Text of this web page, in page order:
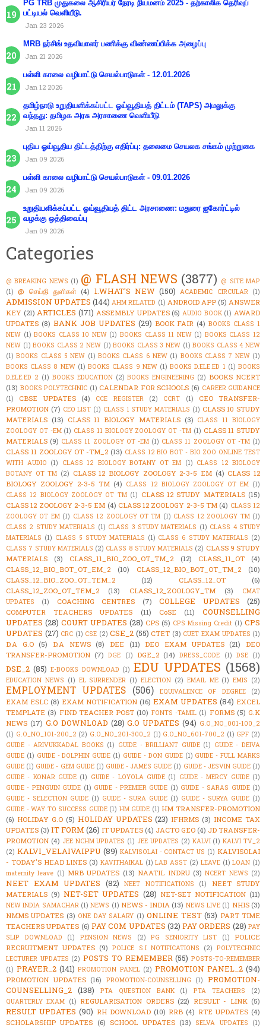
PG TRB முதுகலை ஆசிரியர் நேரடி நியமனம் 2025 - தற்காலிக தெரிவுப்
பட்டியல் வெளியீடு.
Jan 23 2026
MRB நர்சிங் உதவியாளர் பணிக்கு விண்ணப்பிக்க அழைப்பு
Jan 21 2026
பள்ளி காலை வழிபாட்டு செயல்பாடுகள் - 12.01.2026
Jan 12 2026
தமிழ்நாடு உறுதியளிக்கப்பட்ட ஓய்வூதியத் திட்டம் (TAPS) அமலுக்கு
வந்தது: தமிழக அரசு அரசாணை வெளியீடு
Jan 11 2026
புதிய ஓய்வூதிய திட்டத்திற்கு எதிர்ப்பு: தலைமை செயலக சங்கம் முற்றுகை
Jan 09 2026
பள்ளி காலை வழிபாட்டு செயல்பாடுகள் - 09.01.2026
Jan 09 2026
உறுதியளிக்கப்பட்ட ஓய்வூதியத் திட்ட அரசாணை: மதுரை ஐகோர்ட்டில்
வழக்கு ஒத்திவைப்பு
Jan 09 2026
Categories
@ BREAKING NEWS (1) @ FLASH NEWS (3877) @ SITE MAP
(1) @ செய்தி துளிகள் (4) 1.WHAT'S NEW (150) ACADEMIC CIRCULAR (1)
ADMISSION UPDATES (144) AHM RELATED (1) ANDROID APP (5) ANSWER
KEY (21) ARTICLES (171) ASSEMBLY UPDATES (6) AUDIO BOOK (1) AWARD
UPDATES (8) BANK JOB UPDATES (29) BOOK FAIR (4) BOOKS CLASS 1
NEW (1) BOOKS CLASS 10 NEW (1) BOOKS CLASS 11 NEW (1) BOOKS CLASS 12
NEW (1) BOOKS CLASS 2 NEW (1) BOOKS CLASS 3 NEW (1) BOOKS CLASS 4 NEW
(1) BOOKS CLASS 5 NEW (1) BOOKS CLASS 6 NEW (1) BOOKS CLASS 7 NEW (1)
BOOKS CLASS 8 NEW (1) BOOKS CLASS 9 NEW (1) BOOKS D.ELE.ED 1 (1) BOOKS
D.ELE.ED 2 (1) BOOKS EDUCATION (2) BOOKS ENGINEERING (2) BOOKS NCERT
(13) BOOKS POLYTECHNIC (1) CALENDAR FOR SCHOOLS (6) CAREER GUIDANCE
(1)
CBSE UPDATES (4) CCE REGISTER (2) CCRT (1)
CEO TRANSFER-
PROMOTION (7) CEO LIST (1) CLASS 1 STUDY MATERIALS (1) CLASS 10 STUDY
MATERIALS (13) CLASS 11 BIOLOGY MATERIALS (3) CLASS 11 BIOLOGY
ZOOLOGY OT -EM (1) CLASS 11 BIOLOGY ZOOLOGY OT -TM (1) CLASS 11 STUDY
MATERIALS (9) CLASS 11 ZOOLOGY OT -EM (1) CLASS 11 ZOOLOGY OT -TM (1)
CLASS 11 ZOOLOGY OT -TM_2 (13) CLASS 12 BIO BOT - BIO ZOO ONLINE TEST
WITH AUDIO (1) CLASS 12 BIOLOGY BOTANY OT EM (1) CLASS 12 BIOLOGY
BOTANY OT TM (2) CLASS 12 BIOLOGY ZOOLOGY 2-3-5 EM (4) CLASS 12
BIOLOGY ZOOLOGY 2-3-5 TM (4) CLASS 12 BIOLOGY ZOOLOGY OT EM (1)
CLASS 12 BIOLOGY ZOOLOGY OT TM (1) CLASS 12 STUDY MATERIALS (15)
CLASS 12 ZOOLOGY 2-3-5 EM (4) CLASS 12 ZOOLOGY 2-3-5 TM (4) CLASS 12
ZOOLOGY OT EM (1) CLASS 12 ZOOLOGY OT TM (1) CLASS 12 ZOOLOGY TM (1)
CLASS 2 STUDY MATERIALS (1) CLASS 3 STUDY MATERIALS (1) CLASS 4 STUDY
MATERIALS (1) CLASS 5 STUDY MATERIALS (1) CLASS 6 STUDY MATERIALS (2)
CLASS 7 STUDY MATERIALS (2) CLASS 8 STUDY MATERIALS (2) CLASS 9 STUDY
MATERIALS
(3) CLASS_11_BIO_ZOO_OT_TM_2 (12) CLASS_11_OT
(4)
CLASS_12_BIO_BOT_OT_EM_2
(10) CLASS_12_BIO_BOT_OT_TM_2
(10)
CLASS_12_BIO_ZOO_OT_TEM_2
(12) CLASS_12_OT
(6)
CLASS_12_ZOO_OT_TEM_2
(13) CLASS_12_ZOOLOGY_TM (3)
CMAT
UPDATES
(1) COACHING CENTRES (7) COLLEGE UPDATES (25)
COMPUTER TEACHERS UPDATES (11) CoSE (11)
COUNSELLING
UPDATES (28) COURT UPDATES (28) CPS (5) CPS Missing Credit (1) CPS
UPDATES (27) CRC (1) CSE (2) CSE_2 (55) CTET (3) CUET EXAM UPDATES (1)
D.A G.O (5) D.A NEWS (8) DEE (11) DEO EXAM UPDATES (21)
DEO
TRANSFER-PROMOTION (7) DGE (1) DGE_2 (14) DRESS_CODE (1) DSE (1)
DSE_2 (85) E-BOOKS DOWNLOAD (1) EDU UPDATES (1568)
EDUCATION NEWS (1) EL SURRENDER (1) ELECTION (2) EMAIL ME (1) EMIS (2)
EMPLOYMENT UPDATES (506) EQUIVALENCE OF DEGREE (2)
EXAM ESLC (8) EXAM NOTIFICATION (16) EXAM UPDATES (84) EXCEL
TEMPLATE (3) FIND TEACHER POST (10) FONTS -TAMIL (1) FORMS (5) G.K
NEWS (17) G.O DOWNLOAD (28) G.O UPDATES (94) G.O_NO_001-100_2
(1) G.O_NO_101-200_2 (2) G.O_NO_201-300_2 (1) G.O_NO_601-700_2 (1) GPF (2)
GUIDE - ARIVUKKADAL BOOKS (1) GUIDE - BRILLIANT GUIDE (1) GUIDE - DEIVA
GUIDE (1) GUIDE - DOLPHIN GUIDE (1) GUIDE - DON GUIDE (1) GUIDE - FULL MARKS
GUIDE (1) GUIDE - GEM GUIDE (1) GUIDE - JAMES GUIDE (1) GUIDE - JESVIN GUIDE (1)
GUIDE - KONAR GUIDE (1) GUIDE - LOYOLA GUIDE (1) GUIDE - MERCY GUIDE (1)
GUIDE - PENGUIN GUIDE (1) GUIDE - PREMIER GUIDE (1) GUIDE - SARAS GUIDE (1)
GUIDE - SELECTION GUIDE (1) GUIDE - SURA GUIDE (1) GUIDE - SURYA GUIDE (1)
GUIDE - WAY TO SUCCESS GUIDE (1) HM GUIDE (1) HM TRANSFER-PROMOTION
(6) HOLIDAY G.O (5) HOLIDAY UPDATES (23) IFHRMS (3) INCOME TAX
UPDATES (3) IT FORM (26) IT UPDATES (4) JACTO GEO (4) JD TRANSFER-
PROMOTION (4) JEE NCHM UPDATES (1) JEE UPDATES (2) KALVI (1) KALVI TV_2
(2) KALVI_VELAIVAIPPU (89) KALVISOLAI - CONTACT US (1) KALVISOLAI
- TODAY'S HEAD LINES (3) KAVITHAIKAL (1) LAB ASST (2) LEAVE (1) LOAN (1)
maternity leave (1) MRB UPDATES (13) NAATIL INDRU (3) NCERT NEWS (2)
NEET EXAM UPDATES (82) NEET NOTIFICATIONS (1)
NEET STUDY
MATERIALS (9) NET-SET UPDATES (28) NET-SET NOTIFICATION (11)
NEW INDIA SAMACHAR (1) NEWS (1) NEWS - INDIA (13) NEWS LIVE (1) NHIS (3)
NMMS UPDATES (3) ONE DAY SALARY (1) ONLINE TEST (53) PART TIME
TEACHERS UPDATES (6) PAY COM UPDATES (32) PAY ORDERS (28) PAY
SLIP DOWNLOAD
(1) PENSION NEWS (2) PG SENIORITY LIST (1)
POLICE
RECRUITMENT UPDATES (9) POLICE S.I NOTIFICATIONS (2) POLYTECHNIC
LECTURER UPDATES (2) POSTS TO REMEMBER (55) POSTS-TO-REMEMBER
(1) PRAYER_2 (141) PROMOTION PANEL (2) PROMOTION PANEL_2 (94)
PROMOTION UPDATES (16) PROMOTION-COUNSELLING (1)
PROMOTION-
COUNSELLING_2 (138) PTA QUESTION BANK (1) PTA TEACHERS
(2)
QUARTERLY EXAM (1) REGULARISATION ORDERS (22) RESULT - LINK (5)
RESULT UPDATES (90) RH DOWNLOAD (10) RRB (4) RTE UPDATES (4)
SCHOLARSHIP UPDATES (6) SCHOOL UPDATES (13) SELVA UPDATES
(1)